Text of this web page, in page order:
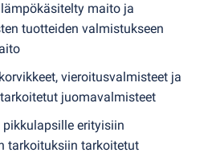
maito ja
tuotteiden valmistukseen
vieroitusvalmisteet ja
juomavalmisteet
pikkulapsille erityisiin
tarkoituksiin tarkoitetut